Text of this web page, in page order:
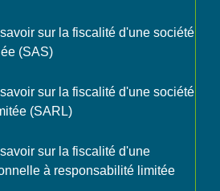
sur la fiscalité d'une société
(SAS)
sur la fiscalité d'une société
(SARL)
sur la fiscalité d'une
à responsabilité limitée